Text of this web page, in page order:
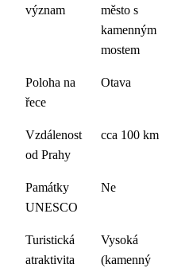
význam
město s
kamenným
mostem
Poloha na
řece
Otava
Vzdálenost
od Prahy
cca 100 km
Památky
UNESCO
Ne
Turistická
atraktivita
Vysoká
(kamenný